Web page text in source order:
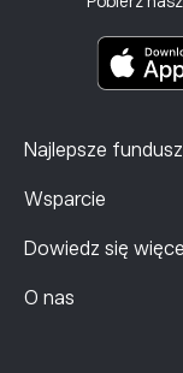
Najlepsze
Wsparcie
Dowiedz się
O nas
Dokumenty
Dane dotyczące